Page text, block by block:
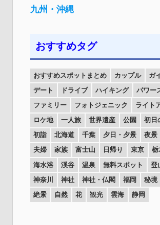
九州・沖縄
おすすめタグ
おすすめスポットまとめ カップル
ガ
デート
ドライブ ハイキング
パワー
ファミリー
フォトジェニック
ライト
ロケ地
一人旅 世界遺産 公園
初日
初詣
北海道 千葉 夕日・夕景 夜景
夫婦
家族 富士山 日帰り 東京 栃
海水浴
渓谷 温泉 無料スポット
登
神奈川
神社 神社・仏閣 福岡 秘境
絶景
自然 花 観光 雲海 静岡